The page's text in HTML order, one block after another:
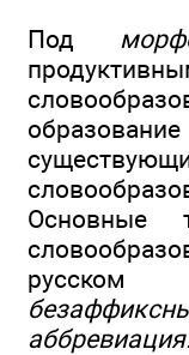
Под
Основные